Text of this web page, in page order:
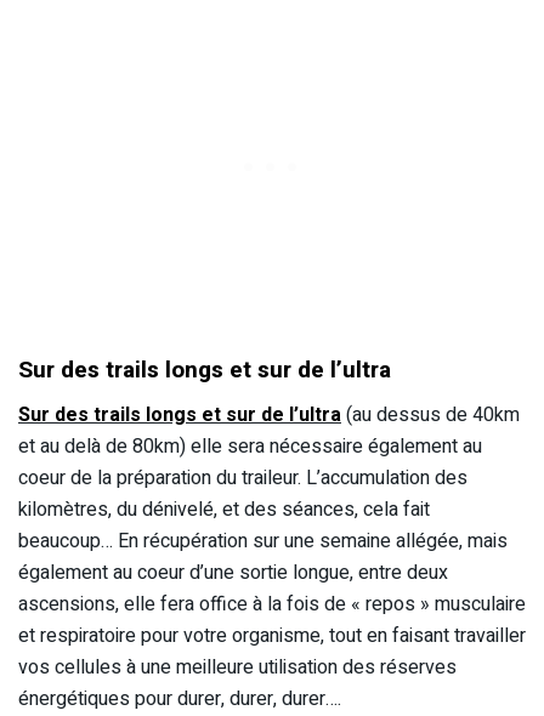
Sur des trails longs et sur de l’ultra
Sur des trails longs et sur de l’ultra(au dessus de 40km
et au delà de 80km) elle sera nécessaire également au
coeur de la préparation du traileur. L’accumulation des
kilomètres, du dénivelé, et des séances, cela fait
beaucoup… En récupération sur une semaine allégée, mais
également au coeur d’une sortie longue, entre deux
ascensions, elle fera office à la fois de « repos » musculaire
et respiratoire pour votre organisme, tout en faisant travailler
vos cellules à une meilleure utilisation des réserves
énergétiques pour durer, durer, durer….